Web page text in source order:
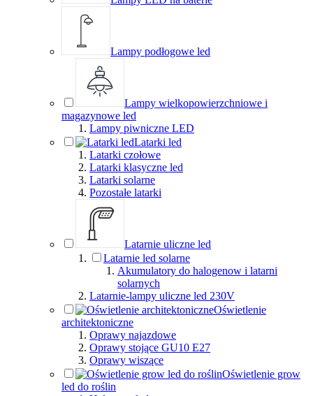
Lampy podłogowe led
Lampy wielkopowierzchniowe i
magazynowe led
Lampy piwniczne LED
Latarki led
Latarki czołowe
Latarki klasyczne led
Latarki solarne
Pozostałe latarki
Latarnie uliczne led
Latarnie led solarne
Akumulatory do halogenow i latarni
solarnych
Latarnie-lampy uliczne led 230V
Oświetlenie
architektoniczne
Oprawy najazdowe
Oprawy stojące GU10 E27
Oprawy wiszące
Oświetlenie grow
led do roślin